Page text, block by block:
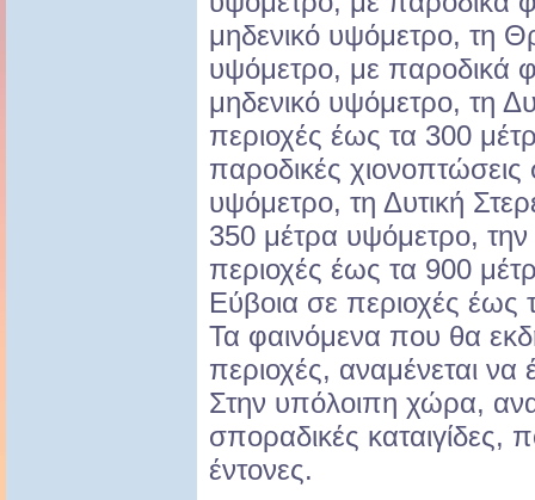
μηδενικό υψόμετρο, τη
υψόμετρο, με παροδικά
μηδενικό υψόμετρο, τη
περιοχές έως τα 300
παροδικές χιονοπτώσεις
υψόμετρο, τη Δυτική
350 μέτρα υψόμετρο, την
περιοχές έως τα 900
Εύβοια σε περιοχές
Τα φαινόμενα που θα
περιοχές, αναμένεται
Στην υπόλοιπη χώρα,
σποραδικές καταιγίδες,
έντονες.